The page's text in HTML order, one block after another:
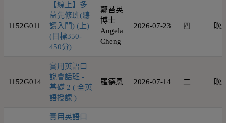
1152G011
【線上】多
益先修班(聽
讀入門) (上)
(目標350-
450分)
鄭苔英
博士
Angela
Cheng
2026-07-23 四 晚
1152G014
實用英語口
說會話班 -
基礎 2 ( 全英
語授課 )
羅德恩 2026-07-14 二 晚
實用英語口